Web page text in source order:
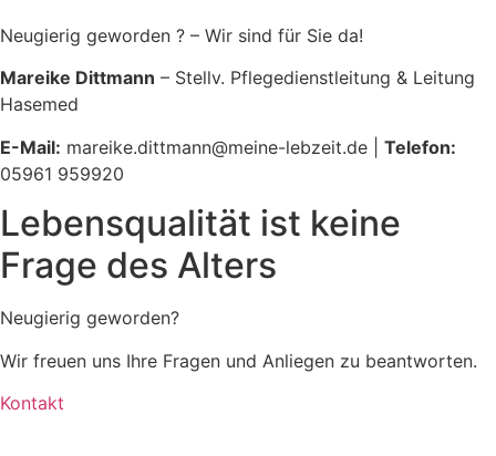
Neugierig geworden ? – Wir sind für Sie da!
Mareike Dittmann – Stellv. Pflegedienstleitung & Leitung
Hasemed
E-Mail: mareike.dittmann@meine-lebzeit.de | Telefon:
05961 959920
Lebensqualität ist keine
Frage des Alters
Neugierig geworden?
Wir freuen uns Ihre Fragen und Anliegen zu beantworten.
Kontakt